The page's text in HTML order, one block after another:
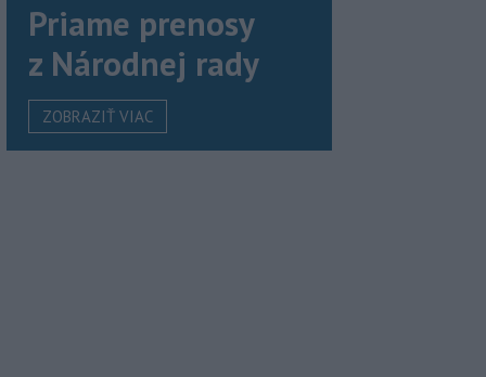
Priame prenosy
z Národnej rady
ZOBRAZIŤ VIAC